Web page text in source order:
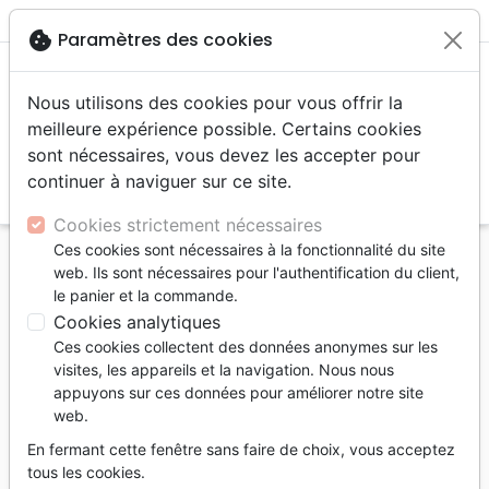
menu
Accueil Livres
Commentaires
Nouveau Testament
Introduction à la lecture du Nouveau Testament -
Collection: cahiers de culture biblique, n°1 - Ebook
Introduction à la lecture du Nouveau
Testament
Collection: cahiers de culture biblique,
n°1 - Ebook
cookie Paramètres des cookies
Nous utilisons des cookies pour vous offrir la
meilleure expérience possible. Certains cookies
sont nécessaires, vous devez les accepter pour
continuer à naviguer sur ce site.
Cookies strictement nécessaires
Ces cookies sont nécessaires à la fonctionnalité du site
web. Ils sont nécessaires pour l'authentification du client,
le panier et la commande.
Cookies analytiques
Ces cookies collectent des données anonymes sur les
visites, les appareils et la navigation. Nous nous
appuyons sur ces données pour améliorer notre site
web.
En fermant cette fenêtre sans faire de choix, vous acceptez
tous les cookies.